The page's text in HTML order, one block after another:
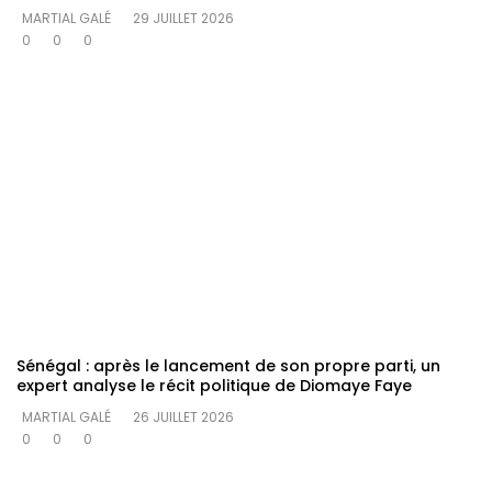
MARTIAL GALÉ
29 JUILLET 2026
0
0 0
Sénégal : après le lancement de son propre parti, un
expert analyse le récit politique de Diomaye Faye
MARTIAL GALÉ
26 JUILLET 2026
0
0 0